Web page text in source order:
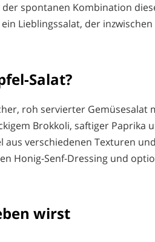
spontanen Kombination
Lieblingssalat, der
Salat?
roh servierter Gemüsesalat
Brokkoli, saftiger Paprika
verschiedenen Texturen
Honig-Senf-Dressing und
wirst